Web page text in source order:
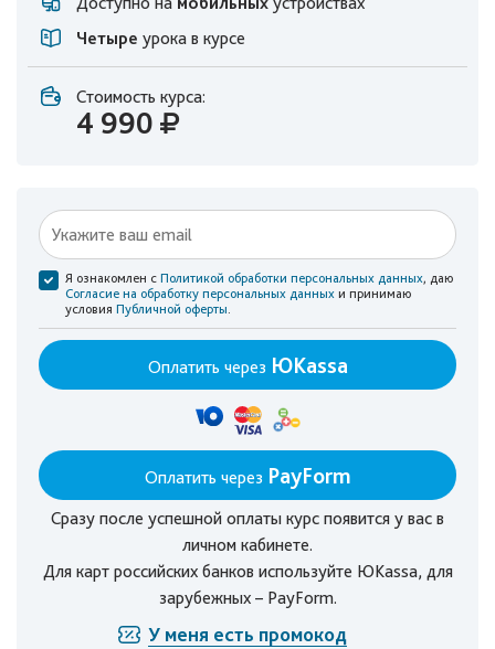
Четыре урока в курсе
Стоимость курса:
4 990
Я ознакомлен с Политикой обработки персональных данных, даю
Согласие на обработку персональных данныхи принимаю
условия Публичной оферты.
Оплатить через ЮKassa
Оплатить через PayForm
Сразу после успешной оплаты курс появится у вас в
личном кабинете.
Для карт российских банков используйте ЮKassa, для
зарубежных – PayForm.
У меня есть промокод